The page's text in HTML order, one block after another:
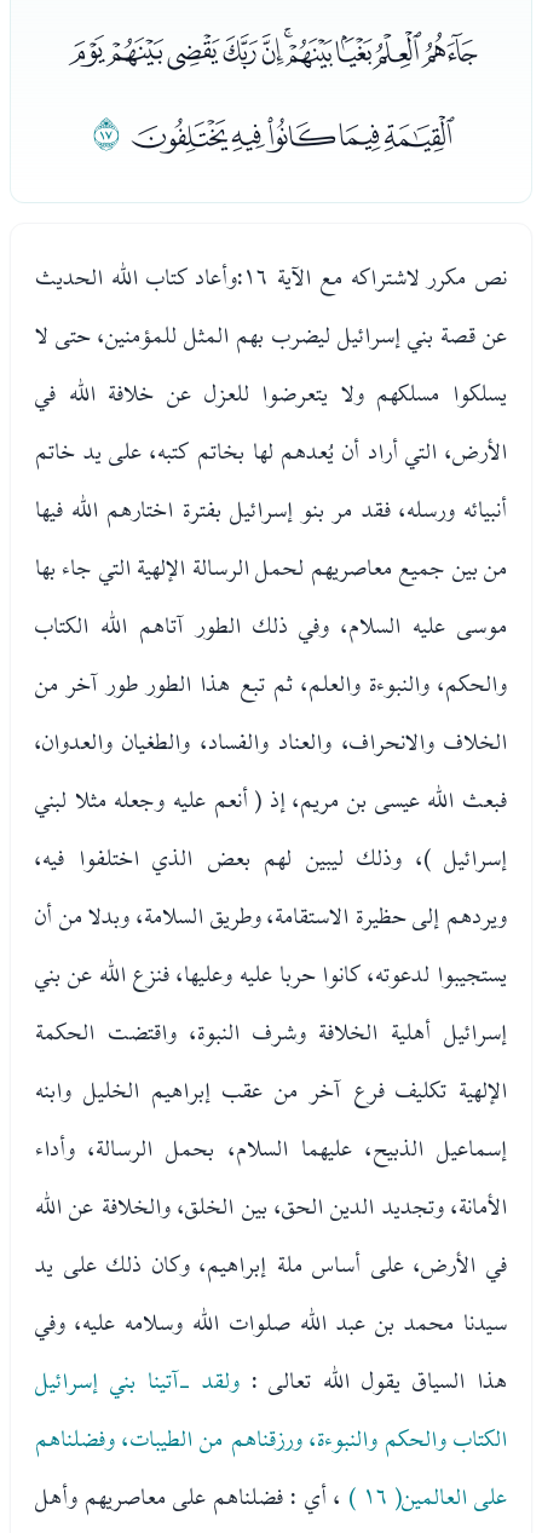
ﮇﮈﮉﮊﮋﮌﮍﮎﮏﮐ
ﮑﮒﮓﮔﮕﮖ
نص مكرر لاشتراكه مع الآية ١٦:
وأعاد كتاب الله الحديث
عن قصة بني إسرائيل ليضرب بهم المثل للمؤمنين، حتى لا
يسلكوا مسلكهم ولا يتعرضوا للعزل عن خلافة الله في
الأرض، التي أراد أن يُعدهم لها بخاتم كتبه، على يد خاتم
أنبيائه ورسله، فقد مر بنو إسرائيل بفترة اختارهم الله فيها
من بين جميع معاصريهم لحمل الرسالة الإلهية التي جاء بها
موسى عليه السلام، وفي ذلك الطور آتاهم الله الكتاب
والحكم، والنبوءة والعلم، ثم تبع هذا الطور طور آخر من
الخلاف والانحراف، والعناد والفساد، والطغيان والعدوان،
فبعث الله عيسى بن مريم، إذ ( أنعم عليه وجعله مثلا لبني
إسرائيل )، وذلك ليبين لهم بعض الذي اختلفوا فيه،
ويردهم إلى حظيرة الاستقامة، وطريق السلامة، وبدلا من أن
يستجيبوا لدعوته، كانوا حربا عليه وعليها، فنزع الله عن بني
إسرائيل أهلية الخلافة وشرف النبوة، واقتضت الحكمة
الإلهية تكليف فرع آخر من عقب إبراهيم الخليل وابنه
إسماعيل الذبيح، عليهما السلام، بحمل الرسالة، وأداء
الأمانة، وتجديد الدين الحق، بين الخلق، والخلافة عن الله
في الأرض، على أساس ملة إبراهيم، وكان ذلك على يد
سيدنا محمد بن عبد الله صلوات الله وسلامه عليه، وفي
هذا السياق يقول الله تعالى : ولقد -آتينا بني إسرائيل
الكتاب والحكم والنبوءة، ورزقناهم من الطيبات، وفضلناهم
على العالمين( ١٦ )
، أي : فضلناهم على معاصريهم وأهل